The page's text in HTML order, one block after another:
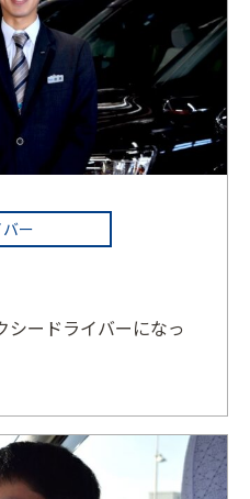
ー
シードライバーになっ